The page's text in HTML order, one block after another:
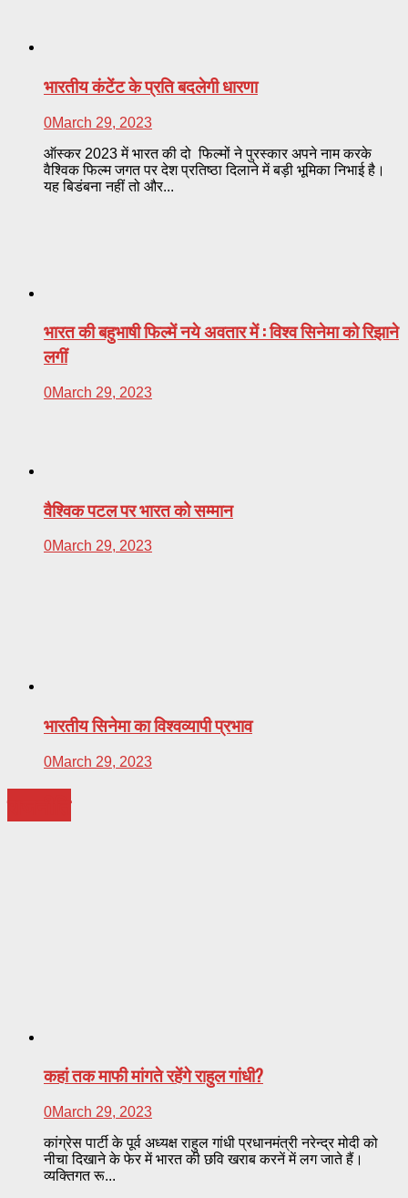
भारतीय कंटेंट के प्रति बदलेगी धारणा
0March 29, 2023
ऑस्कर 2023 में भारत की दो फिल्मों ने पुरस्कार अपने नाम करके
वैश्विक फिल्म जगत पर देश प्रतिष्ठा दिलाने में बड़ी भूमिका निभाई है।
यह बिडंबना नहीं तो और...
भारत की बहुभाषी फिल्में नये अवतार में : विश्व सिनेमा को रिझाने
लगीं
0March 29, 2023
वैश्विक पटल पर भारत को सम्मान
0March 29, 2023
भारतीय सिनेमा का विश्वव्यापी प्रभाव
0March 29, 2023
कहां तक माफी मांगते रहेंगे राहुल गांधी?
0March 29, 2023
कांग्रेस पार्टी के पूर्व अध्यक्ष राहुल गांधी प्रधानमंत्री नरेन्द्र मोदी को
नीचा दिखाने के फेर में भारत की छवि खराब करनें में लग जाते हैं।
व्यक्तिगत रू...